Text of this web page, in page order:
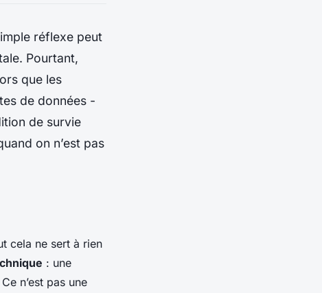
réflexe peut
Pourtant,
que les
de données -
de survie
on n’est pas
cela ne sert à rien
: une
n’est pas une